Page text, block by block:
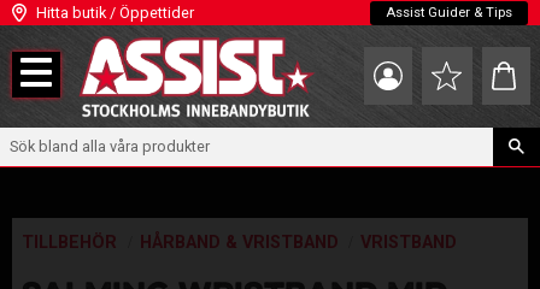
Meny
Hitta butik / Öppettider Assist Guider & Tips
Favoriter
TILLBEHÖR HÅRBAND & VRISTBAND VRISTBAND